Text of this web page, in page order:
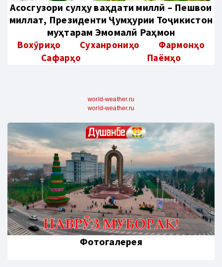
Aсосгузори сулҳу ваҳдати миллӣ – Пешвои
миллат, Президенти Ҷумҳурии Тоҷикистон
муҳтарам Эмомалӣ Раҳмон
Вохӯриҳо Суханрониҳо
Фармонҳо
Сафарҳо
Паёмҳо
world-weather.ru
world-weather.ru
Фотогалерея